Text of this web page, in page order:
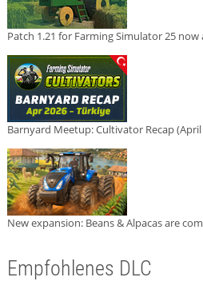
Patch 1.21 for Farming Simulator 25 now
Barnyard Meetup: Cultivator Recap
New expansion: Beans & Alpacas are
Empfohlenes DLC